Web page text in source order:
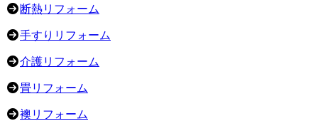
断熱リフォーム
手すりリフォーム
介護リフォーム
畳リフォーム
襖リフォーム